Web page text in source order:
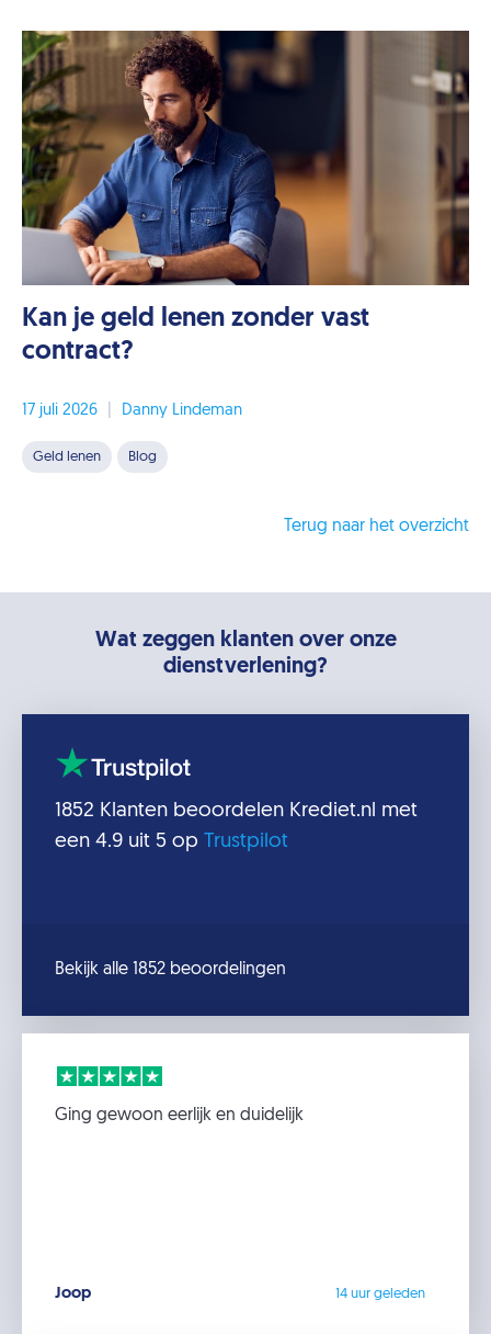
Kan je geld lenen zonder vast
contract?
17 juli 2026 Danny Lindeman
Geld lenen Blog
Terug naar het overzicht
Wat zeggen klanten over onze
dienstverlening?
1852 Klanten beoordelen Krediet.nl met
een 4.9 uit 5 op Trustpilot
Bekijk alle 1852 beoordelingen
Ging gewoon eerlijk en duidelijk
Joop 14 uur geleden